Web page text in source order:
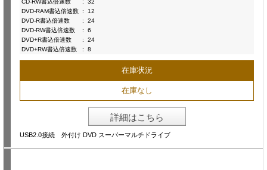
DVD-RAM書込倍速数 :
12
DVD-R書込倍速数
:
24
DVD-RW書込倍速数
:
6
DVD+R書込倍速数
:
24
DVD+RW書込倍速数
: 8
在庫状況
在庫なし
詳細はこちら
USB2.0接続 外付け DVD スーパーマルチドライブ